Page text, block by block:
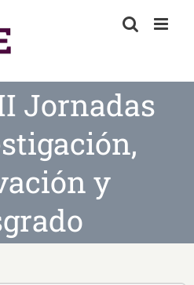
Jornadas
y